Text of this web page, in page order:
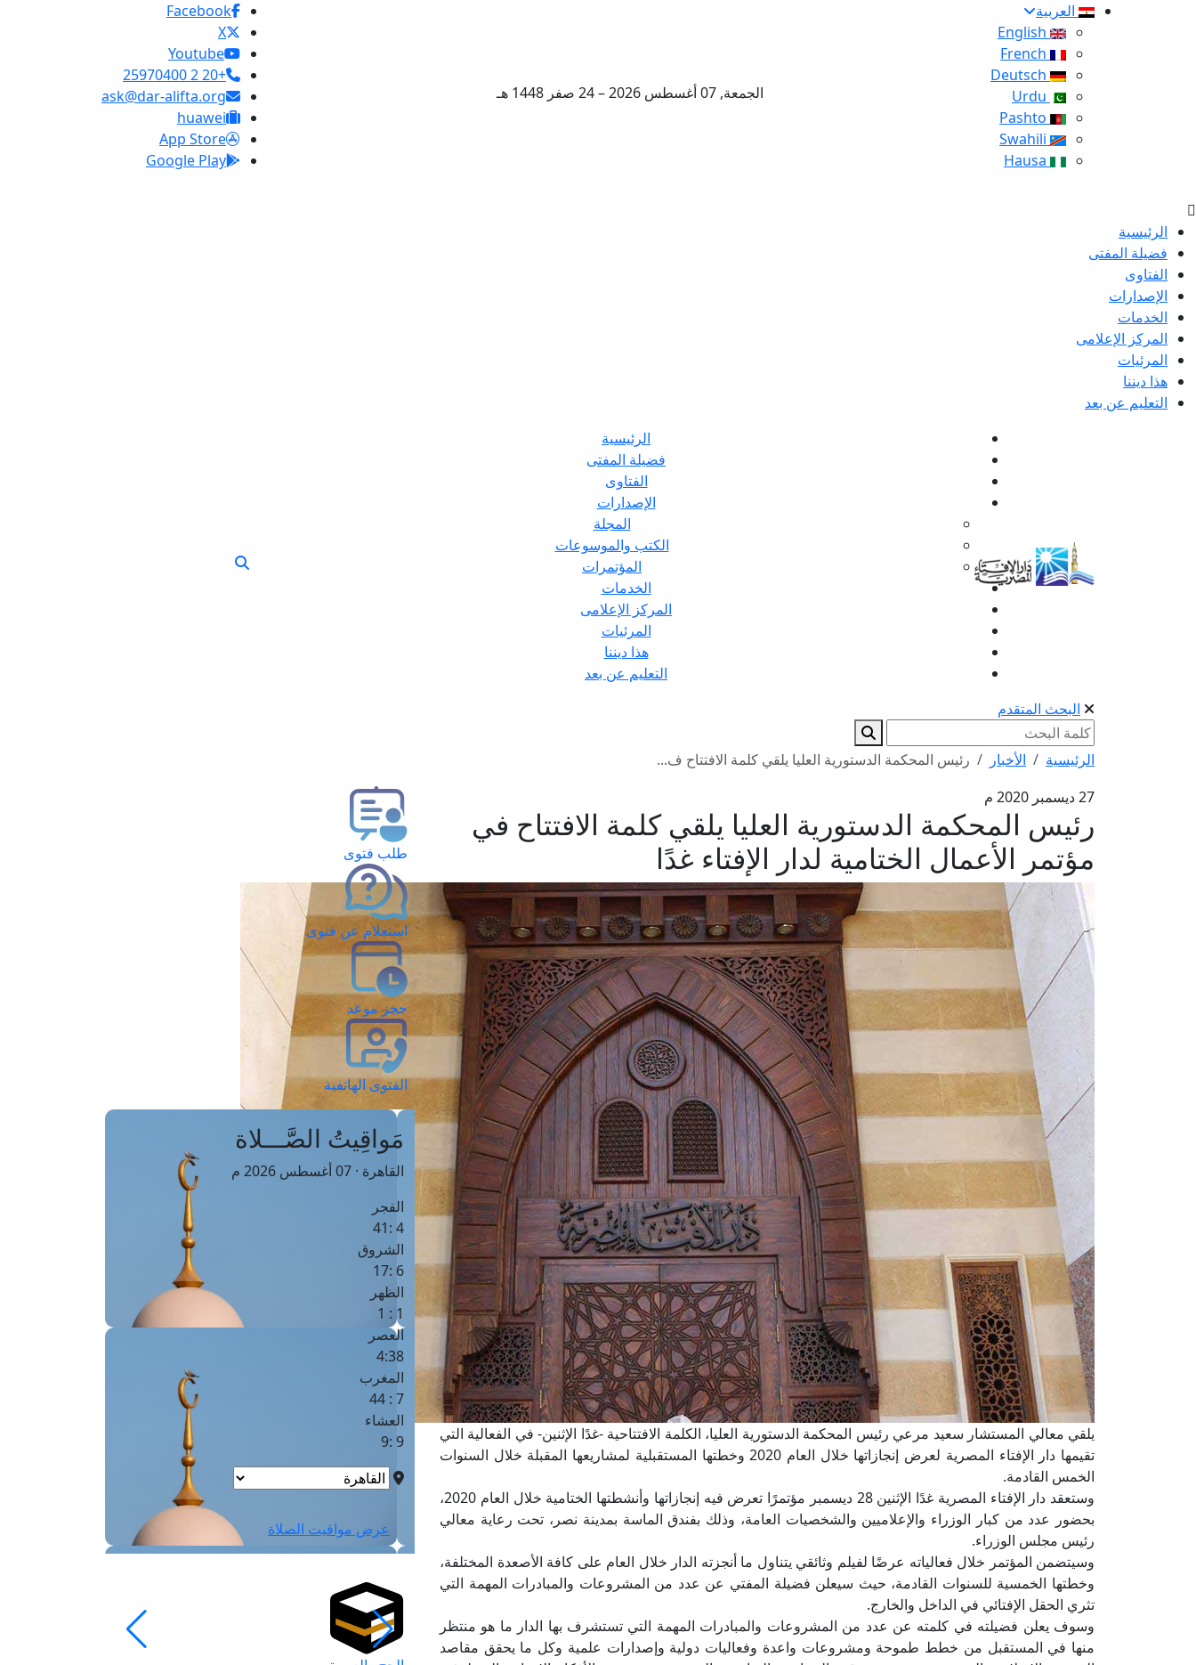
العربية
الجمعة, 07 أغسطس 2026 – 24 صفر 1448 هـ
Facebook
X
Youtube
+20 2 25970400
ask@dar-alifta.org
huawei
App Store
Google Play
الرئيسية
فضيلة المفتى
الفتاوى
الإصدارات
الخدمات
المركز الإعلامى
المرئيات
هذا ديننا
التعليم عن بعد
الرئيسية
فضيلة المفتى
الفتاوى
الإصدارات
المجلة
الكتب والموسوعات
المؤتمرات
الخدمات
المركز الإعلامى
المرئيات
هذا ديننا
التعليم عن بعد
البحث المتقدم
الرئيسية الأخبار
رئيس المحكمة الدستورية العليا يلقي كلمة الافتتاح ف...
27 ديسمبر 2020 م
رئيس المحكمة الدستورية العليا يلقي كلمة الافتتاح في
مؤتمر الأعمال الختامية لدار الإفتاء غدًا
يلقي معالي المستشار سعيد مرعي رئيس المحكمة الدستورية العليا، الكلمة الافتتاحية -غدًا الإثنين- في الفعالية التي
تقيمها دار الإفتاء المصرية لعرض إنجازاتها خلال العام 2020 وخطتها المستقبلية لمشاريعها المقبلة خلال السنوات
الخمس القادمة.
وستعقد دار الإفتاء المصرية غدًا الإثنين 28 ديسمبر مؤتمرًا تعرض فيه إنجازاتها وأنشطتها الختامية خلال العام 2020،
بحضور عدد من كبار الوزراء والإعلاميين والشخصيات العامة، وذلك بفندق الماسة بمدينة نصر، تحت رعاية معالي
رئيس مجلس الوزراء.
وسيتضمن المؤتمر خلال فعالياته عرضًا لفيلم وثائقي يتناول ما أنجزته الدار خلال العام على كافة الأصعدة المختلفة،
وخطتها الخمسية للسنوات القادمة، حيث سيعلن فضيلة المفتي عن عدد من المشروعات والمبادرات المهمة التي
تثري الحقل الإفتائي في الداخل والخارج.
وسوف يعلن فضيلته في كلمته عن عدد من المشروعات والمبادرات المهمة التي تستشرف بها الدار ما هو منتظر
منها في المستقبل من خطط طموحة ومشروعات واعدة وفعاليات دولية وإصدارات علمية وكل ما يحقق مقاصد
طلب فتوى
استعلام عن فتوى
حجز موعد
الفتوى الهاتفية
مَواقِيتُ الصَّـــلاة
القاهرة · 07 أغسطس 2026 م
الفجر
4 :41
الشروق
6 :17
الظهر
1 : 1
العصر
4:38
المغرب
7 : 44
العشاء
9 :9
عرض مواقيت الصلاة